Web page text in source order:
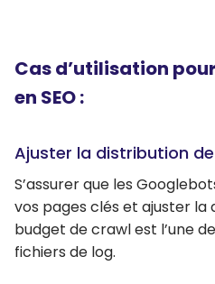
Cas d’utilisation
en SEO :
Ajuster la distribution
S’assurer que les
vos pages clés et ajuster
budget de crawl est l’une
fichiers de log.